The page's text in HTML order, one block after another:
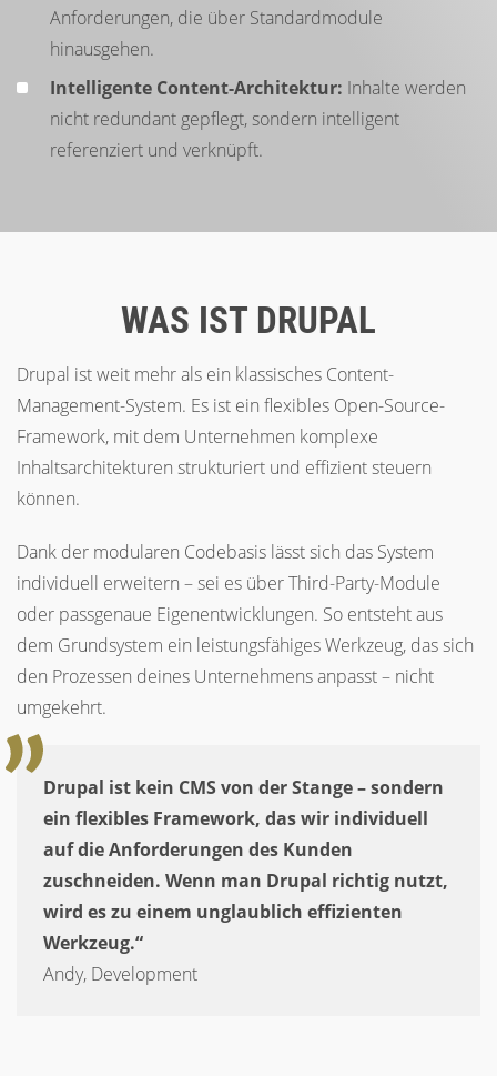
Anforderungen, die über Standardmodule
hinausgehen.
Intelligente Content-Architektur: Inhalte werden
nicht redundant gepflegt, sondern intelligent
referenziert und verknüpft.
WAS IST DRUPAL
Drupal ist weit mehr als ein klassisches Content-
Management-System. Es ist ein flexibles Open-Source-
Framework, mit dem Unternehmen komplexe
Inhaltsarchitekturen strukturiert und effizient steuern
können.
Dank der modularen Codebasis lässt sich das System
individuell erweitern – sei es über Third-Party-Module
oder passgenaue Eigenentwicklungen. So entsteht aus
dem Grundsystem ein leistungsfähiges Werkzeug, das sich
den Prozessen deines Unternehmens anpasst – nicht
umgekehrt.
Drupal ist kein CMS von der Stange – sondern
ein flexibles Framework, das wir individuell
auf die Anforderungen des Kunden
zuschneiden. Wenn man Drupal richtig nutzt,
wird es zu einem unglaublich effizienten
Werkzeug.“
Andy, Development